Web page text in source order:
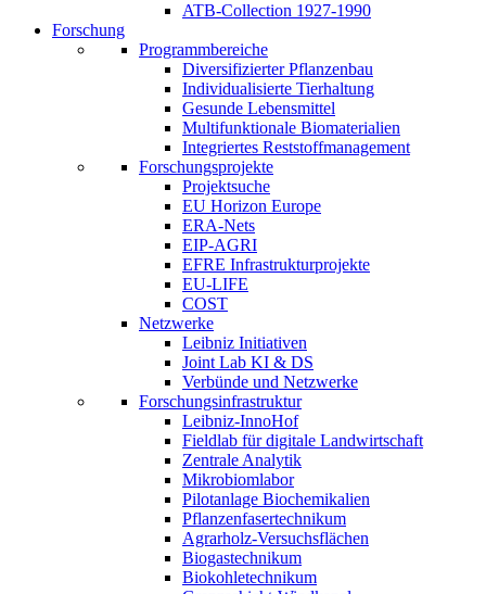
ATB-Collection 1927-1990
Forschung
Programmbereiche
Diversifizierter Pflanzenbau
Individualisierte Tierhaltung
Gesunde Lebensmittel
Multifunktionale Biomaterialien
Integriertes Reststoffmanagement
Forschungsprojekte
Projektsuche
EU Horizon Europe
ERA-Nets
EIP-AGRI
EFRE Infrastrukturprojekte
EU-LIFE
COST
Netzwerke
Leibniz Initiativen
Joint Lab KI & DS
Verbünde und Netzwerke
Forschungsinfrastruktur
Leibniz-InnoHof
Fieldlab für digitale Landwirtschaft
Zentrale Analytik
Mikrobiomlabor
Pilotanlage Biochemikalien
Pflanzenfasertechnikum
Agrarholz-Versuchsflächen
Biogastechnikum
Biokohletechnikum